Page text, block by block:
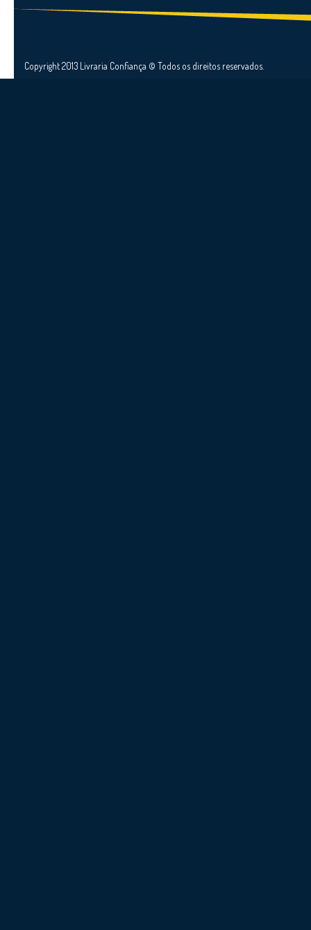
Copyright 2013 Livraria Confiança © Todos os direitos reservados.